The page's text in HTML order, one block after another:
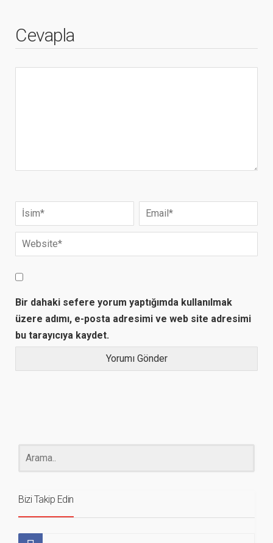
Cevapla
Bir dahaki sefere yorum yaptığımda kullanılmak
üzere adımı, e-posta adresimi ve web site adresimi
bu tarayıcıya kaydet.
Bizi Takip Edin